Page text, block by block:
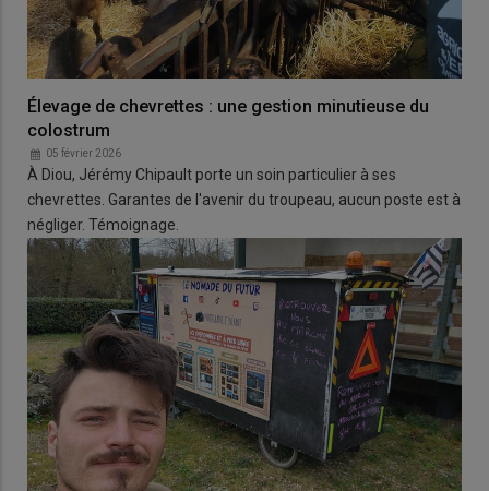
Élevage de chevrettes : une gestion minutieuse du
colostrum
05 février 2026
À Diou, Jérémy Chipault porte un soin particulier à ses
chevrettes. Garantes de l'avenir du troupeau, aucun poste est à
négliger. Témoignage.